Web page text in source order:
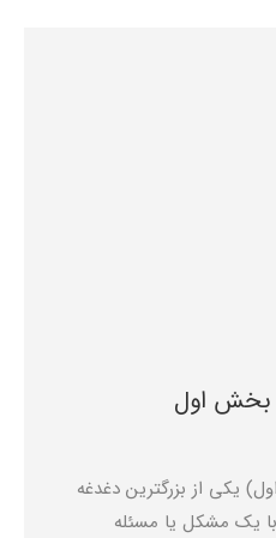
بخش اول
یکی از بزرگترین دغدغه
با یک مشکل یا مسئله